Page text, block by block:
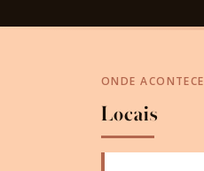
ONDE ACONTECE
Locais